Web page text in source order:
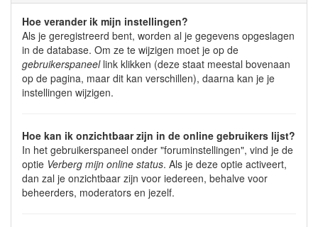
Hoe verander ik mijn instellingen?
Als je geregistreerd bent, worden al je gegevens opgeslagen
in de database. Om ze te wijzigen moet je op de
gebruikerspaneellink klikken (deze staat meestal bovenaan
op de pagina, maar dit kan verschillen), daarna kan je je
instellingen wijzigen.
Hoe kan ik onzichtbaar zijn in de online gebruikers lijst?
In het gebruikerspaneel onder "foruminstellingen", vind je de
optie Verberg mijn online status. Als je deze optie activeert,
dan zal je onzichtbaar zijn voor iedereen, behalve voor
beheerders, moderators en jezelf.